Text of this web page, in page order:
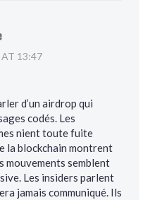
13:47
d’un airdrop qui
codés. Les
nient toute fuite
la blockchain montrent
mouvements semblent
Les insiders parlent
jamais communiqué. Ils